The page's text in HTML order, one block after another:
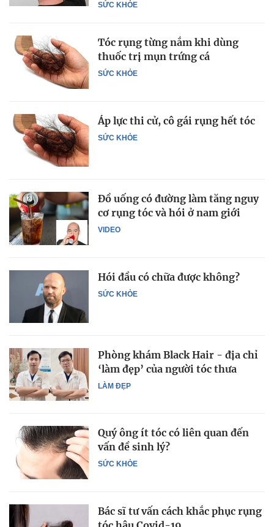
SỨC KHỎE
SỨC KHỎE
Tóc rụng từng nắm khi dùng
thuốc trị mụn trứng cá
SỨC KHỎE
Áp lực thi cử, cô gái rụng hết tóc
VIDEO
Đồ uống có đường làm tăng nguy
cơ rụng tóc và hói ở nam giới
SỨC KHỎE
Hói đầu có chữa được không?
LÀM ĐẸP
Phòng khám Black Hair - địa chỉ
‘làm đẹp’ của người tóc thưa
SỨC KHỎE
Quý ông ít tóc có liên quan đến
vấn đề sinh lý?
Bác sĩ tư vấn cách khắc phục rụng